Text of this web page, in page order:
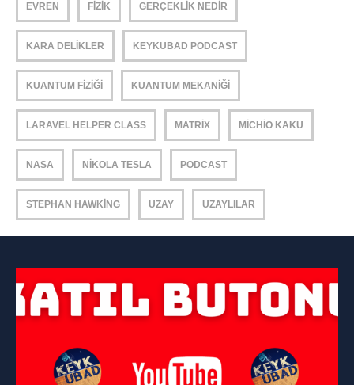
EVREN FIZIK GERÇEKLIK NEDIR
KARA DELIKLER KEYKUBAD PODCAST
KUANTUM FIZIĞI KUANTUM MEKANIĞI
LARAVEL HELPER CLASS MATRIX MICHIO KAKU
NASA NIKOLA TESLA PODCAST
STEPHAN HAWKING UZAY UZAYLILAR